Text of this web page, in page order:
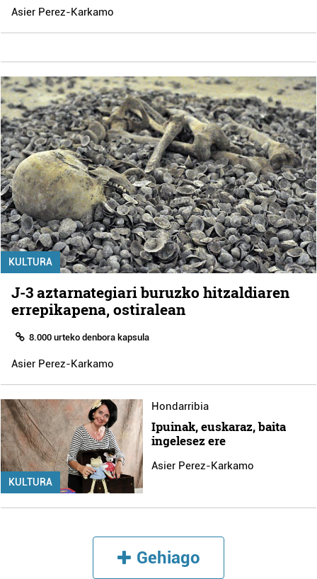
Asier Perez-Karkamo
KULTURA
J-3 aztarnategiari buruzko hitzaldiaren
errepikapena, ostiralean
8.000 urteko denbora kapsula
Asier Perez-Karkamo
KULTURA
Hondarribia
Ipuinak, euskaraz, baita
ingelesez ere
Asier Perez-Karkamo
Gehiago